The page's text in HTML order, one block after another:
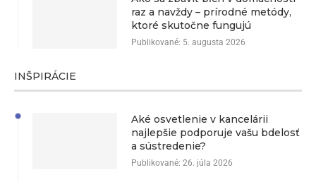
raz a navždy – prírodné metódy,
ktoré skutočne fungujú
Publikované: 5. augusta 2026
INŠPIRÁCIE
Aké osvetlenie v kancelárii
najlepšie podporuje vašu bdelosť
a sústredenie?
Publikované: 26. júla 2026